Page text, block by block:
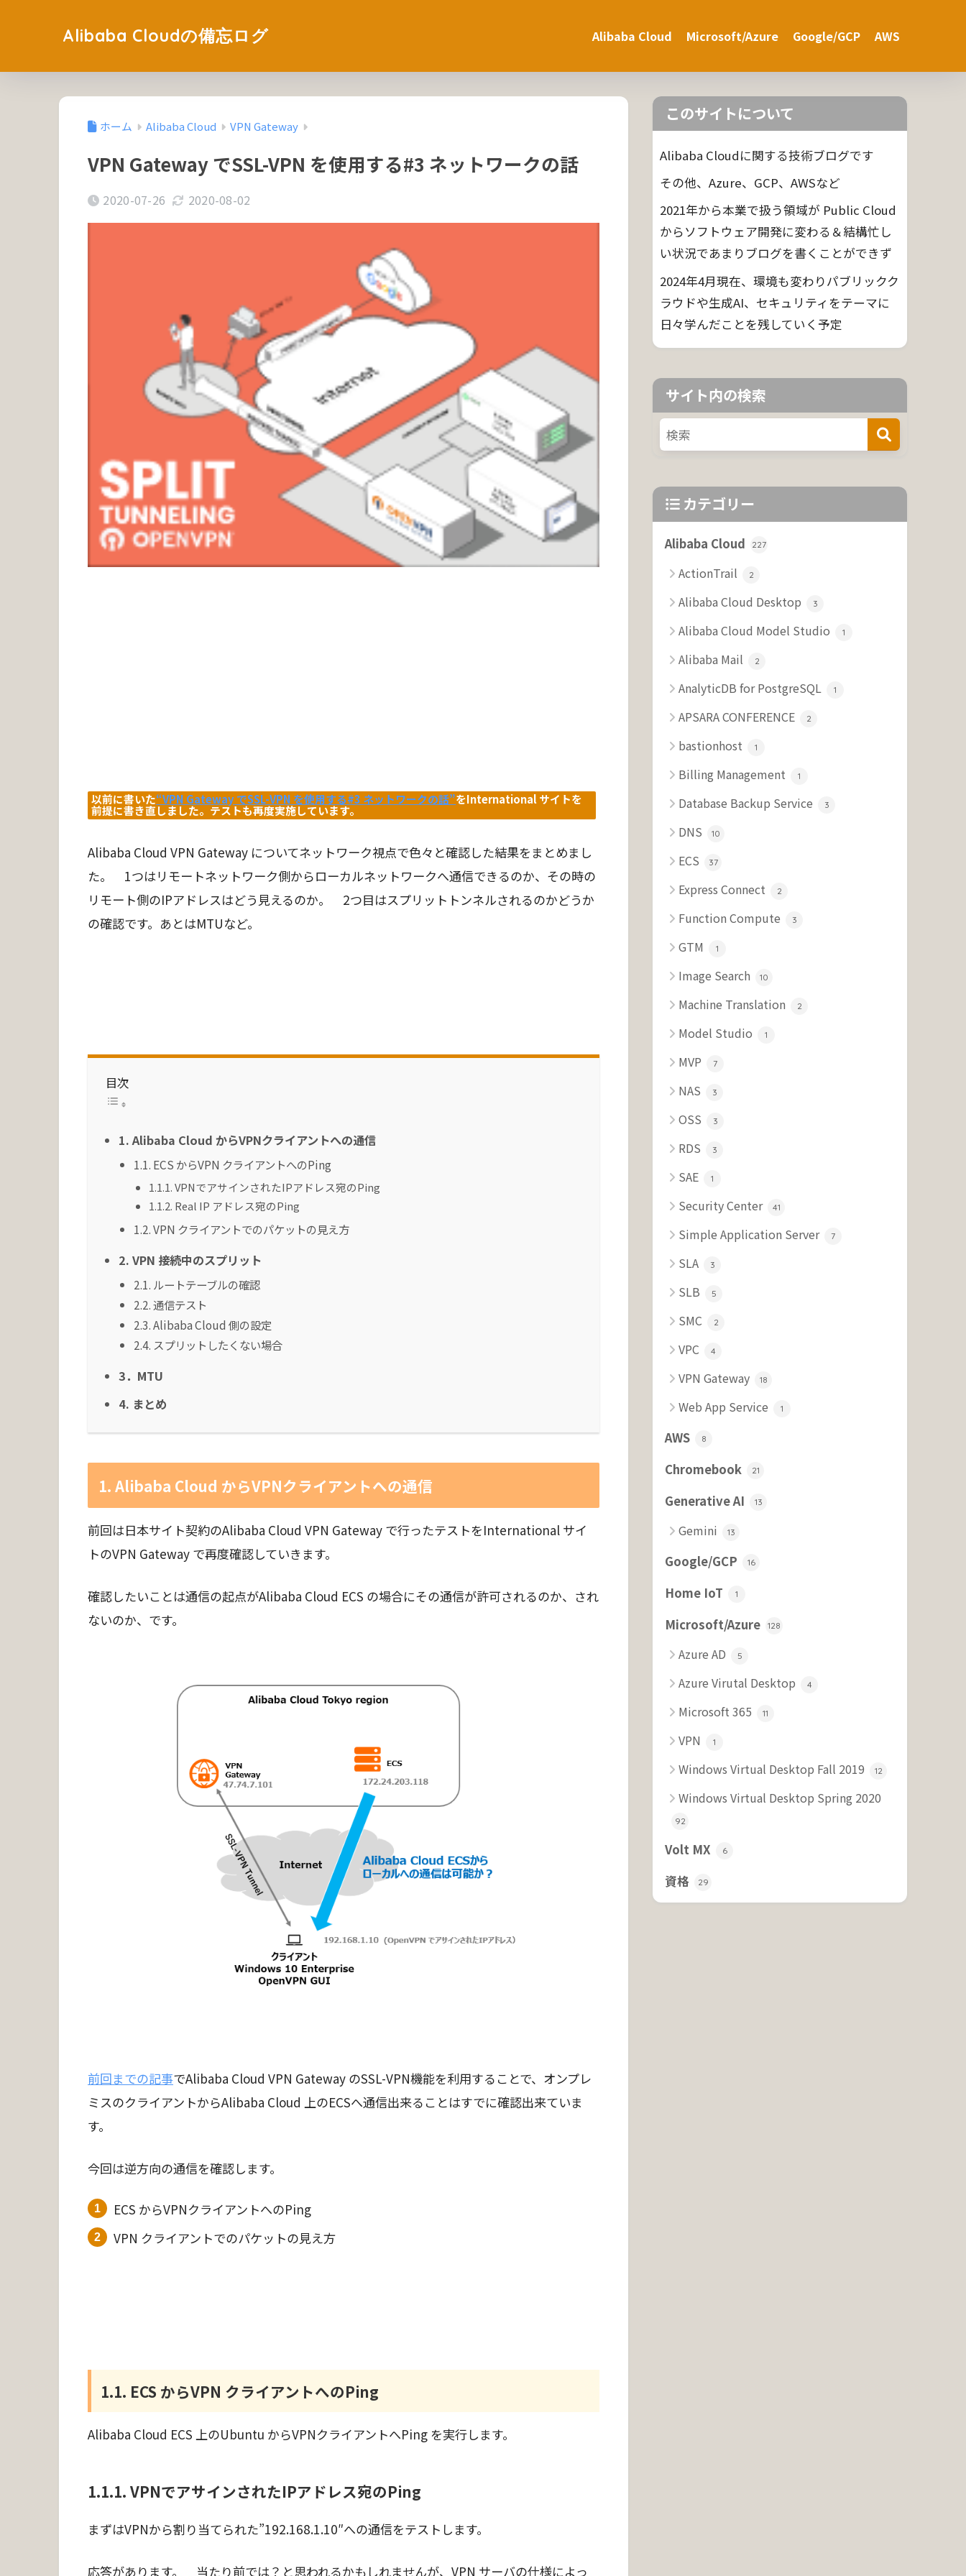
Alibaba Cloudの備忘ログ Alibaba Cloud Microsoft/Azure Google/GCP AWS
ホーム Alibaba Cloud VPN Gateway
VPN Gateway でSSL-VPN を使用する#3 ネットワークの話
2020-07-26 2020-08-02
以前に書いた“VPN Gateway でSSL-VPN を使用する#3 ネットワークの話”をInternational サイトを
前提に書き直しました。テストも再度実施しています。
Alibaba Cloud VPN Gateway についてネットワーク視点で色々と確認した結果をまとめまし
た。 1つはリモートネットワーク側からローカルネットワークへ通信できるのか、その時の
リモート側のIPアドレスはどう見えるのか。 2つ目はスプリットトンネルされるのかどうか
の確認です。あとはMTUなど。
目次
1. Alibaba Cloud からVPNクライアントへの通信
1.1. ECS からVPN クライアントへのPing
1.1.1. VPNでアサインされたIPアドレス宛のPing
1.1.2. Real IP アドレス宛のPing
1.2. VPN クライアントでのパケットの見え方
2. VPN 接続中のスプリット
2.1. ルートテーブルの確認
2.2. 通信テスト
2.3. Alibaba Cloud 側の設定
2.4. スプリットしたくない場合
3．MTU
4. まとめ
1. Alibaba Cloud からVPNクライアントへの通信
前回は日本サイト契約のAlibaba Cloud VPN Gateway で行ったテストをInternational サイ
トのVPN Gateway で再度確認していきます。
確認したいことは通信の起点がAlibaba Cloud ECS の場合にその通信が許可されるのか、され
ないのか、です。
前回までの記事でAlibaba Cloud VPN Gateway のSSL-VPN機能を利用することで、オンプレ
ミスのクライアントからAlibaba Cloud 上のECSへ通信出来ることはすでに確認出来ていま
す。
今回は逆方向の通信を確認します。
ECS からVPNクライアントへのPing
VPN クライアントでのパケットの見え方
1.1. ECS からVPN クライアントへのPing
Alibaba Cloud ECS 上のUbuntu からVPNクライアントへPing を実行します。
1.1.1. VPNでアサインされたIPアドレス宛のPing
まずはVPNから割り当てられた”192.168.1.10″への通信をテストします。
応答があります。 当たり前では？と思われるかもしれませんが、VPN サーバの仕様によっ
このサイトについて
Alibaba Cloudに関する技術ブログです
その他、Azure、GCP、AWSなど
2021年から本業で扱う領域が Public Cloud
からソフトウェア開発に変わる＆結構忙し
い状況であまりブログを書くことができず
2024年4月現在、環境も変わりパブリックク
ラウドや生成AI、セキュリティをテーマに
日々学んだことを残していく予定
サイト内の検索
カテゴリー
Alibaba Cloud 227
ActionTrail 2
Alibaba Cloud Desktop 3
Alibaba Cloud Model Studio 1
Alibaba Mail 2
AnalyticDB for PostgreSQL 1
APSARA CONFERENCE 2
bastionhost 1
Billing Management 1
Database Backup Service 3
DNS 10
ECS 37
Express Connect 2
Function Compute 3
GTM 1
Image Search 10
Machine Translation 2
Model Studio 1
MVP 7
NAS 3
OSS 3
RDS 3
SAE 1
Security Center 41
Simple Application Server 7
SLA 3
SLB 5
SMC 2
VPC 4
VPN Gateway 18
Web App Service 1
AWS 8
Chromebook 21
Generative AI 13
Gemini 13
Google/GCP 16
Home IoT 1
Microsoft/Azure 128
Azure AD 5
Azure Virutal Desktop 4
Microsoft 365 11
VPN 1
Windows Virtual Desktop Fall 2019 12
Windows Virtual Desktop Spring 2020
92
Volt MX 6
資格 29